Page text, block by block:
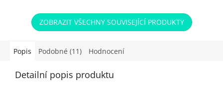
ZOBRAZIT VŠECHNY SOUVISEJÍCÍ PRODUKTY
Popis Podobné (11) Hodnocení
Detailní popis produktu